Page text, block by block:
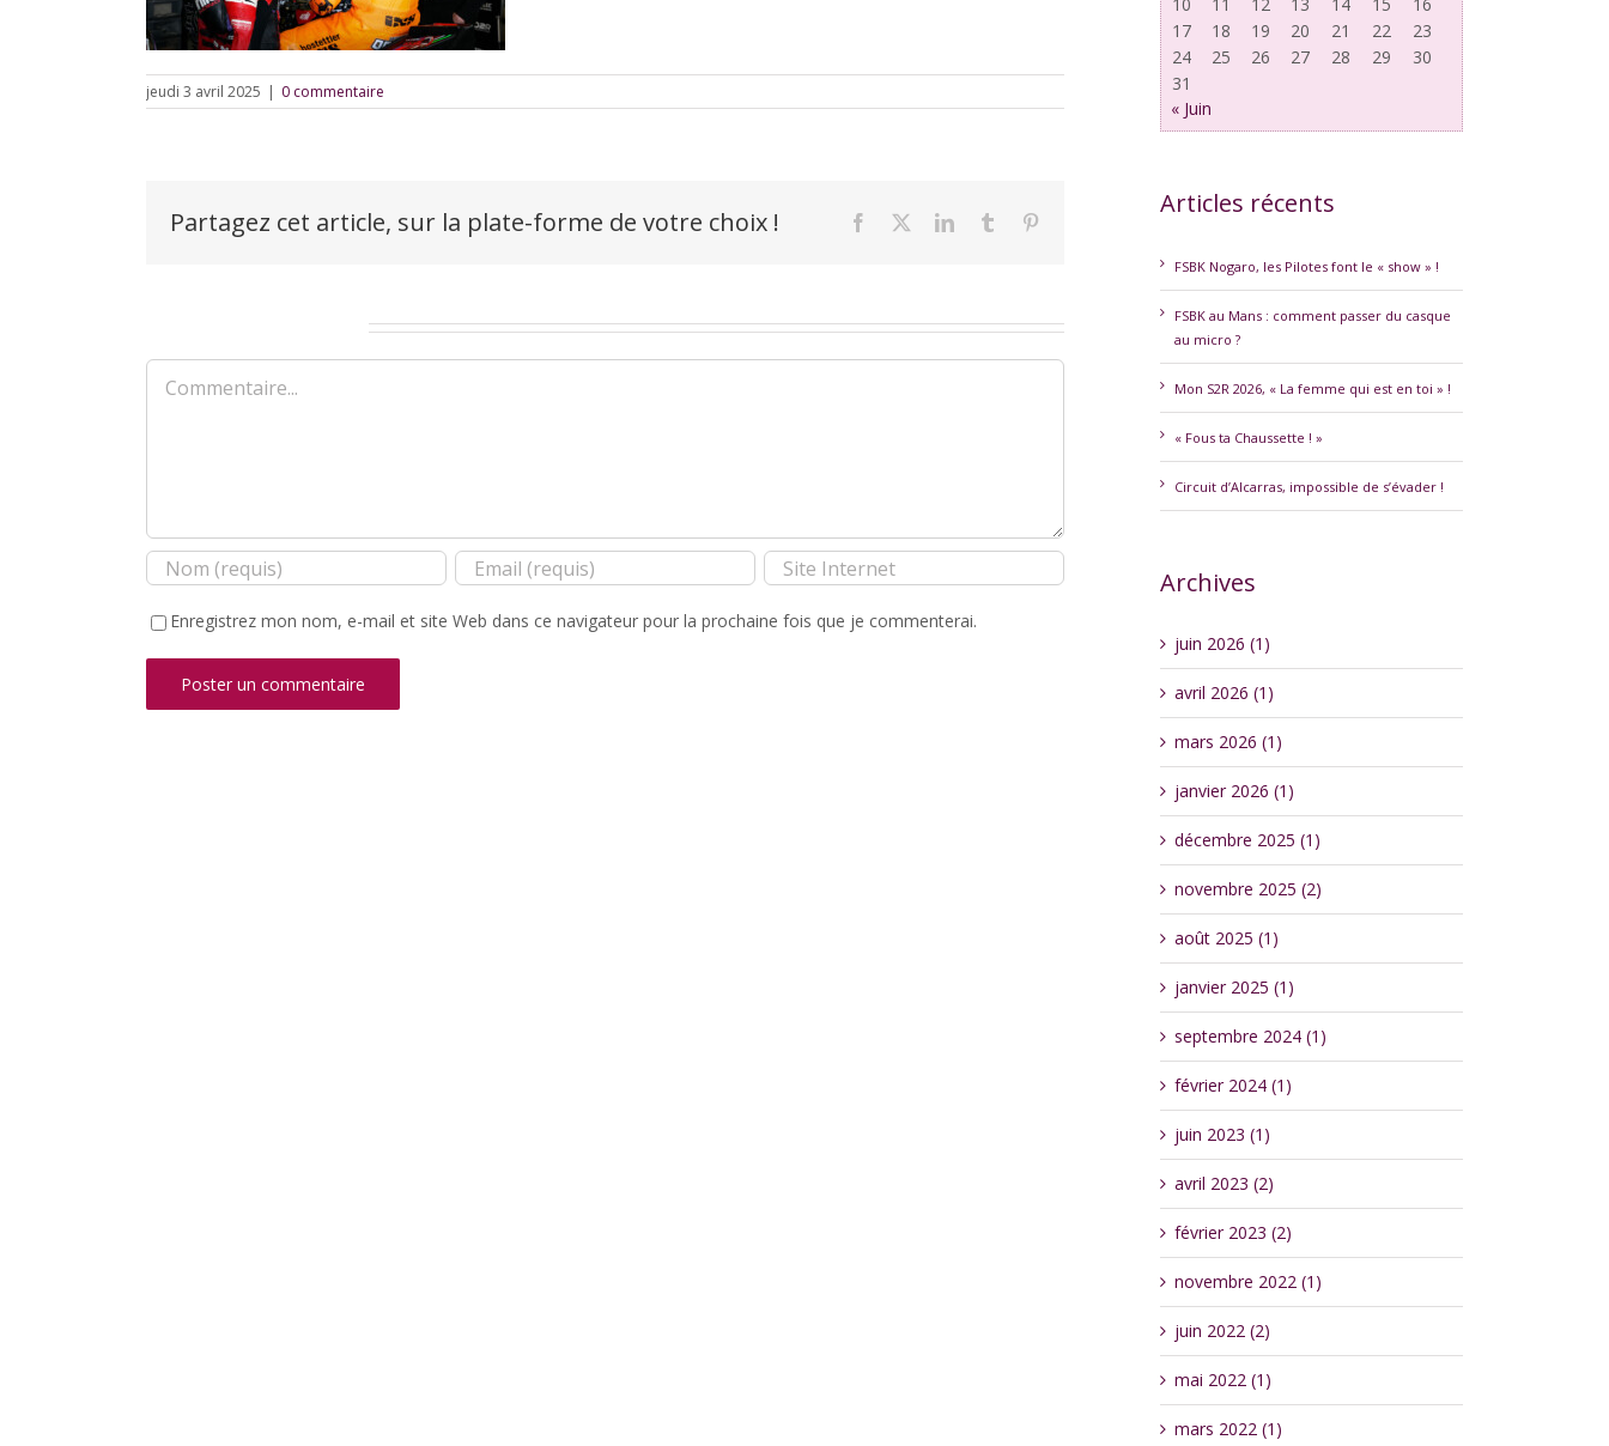
jeudi 3 avril 2025 | 0 commentaire
Partagez cet article, sur la plate-forme de votre choix ! Facebook LinkedInTumblr
Commentaire
Enregistrez mon nom, e-mail et site Web dans ce navigateur pour la prochaine fois que je commenterai.
17
18 19 20 21 22
23
24
25 26 27 28 29
30
31
« Juin
Articles récents
FSBK Nogaro, les Pilotes font le « show » !
FSBK au Mans : comment passer du casque
au micro ?
Mon S2R 2026, « La femme qui est en toi » !
« Fous ta Chaussette ! »
Circuit d’Alcarras, impossible de s’évader !
Archives
juin 2026 (1)
avril 2026 (1)
mars 2026 (1)
janvier 2026 (1)
décembre 2025 (1)
novembre 2025 (2)
août 2025 (1)
janvier 2025 (1)
septembre 2024 (1)
février 2024 (1)
juin 2023 (1)
avril 2023 (2)
février 2023 (2)
novembre 2022 (1)
juin 2022 (2)
mai 2022 (1)
mars 2022 (1)